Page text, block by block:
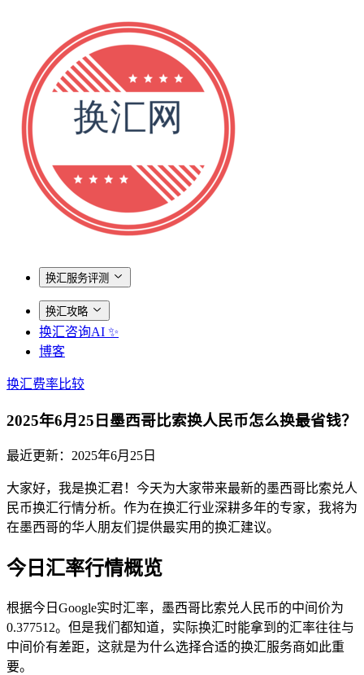
换汇服务评测
换汇攻略
换汇咨询AI ✨
博客
换汇费率比较
2025年6月25日墨西哥比索换人民币怎么换最省钱？
最近更新： 2025年6月25日
大家好，我是换汇君！今天为大家带来最新的墨西哥比索兑人
民币换汇行情分析。作为在换汇行业深耕多年的专家，我将为
在墨西哥的华人朋友们提供最实用的换汇建议。
今日汇率行情概览
根据今日Google实时汇率，墨西哥比索兑人民币的中间价为
0.377512。但是我们都知道，实际换汇时能拿到的汇率往往与
中间价有差距，这就是为什么选择合适的换汇服务商如此重
要。